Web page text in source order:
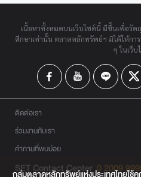
เนื้อหาทั้งหมดบนเว็บไซต์นี้ มีขึ้นเพื่อวัต
ศึกษาเท่านั้น ตลาดหลักทรัพย์ฯ มิได้ให้กา
ๆ ในเว็บ
ติดต่อเรา
ร่วมงานกับเรา
คำถามที่พบบ่อย
SET Contact Center 0 2009